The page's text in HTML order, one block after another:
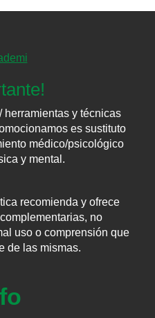
herramientas y técnicas
es sustituto
médico/psicológico
y mental.
recomienda y ofrece
no
uso o comprensión que
de las mismas.